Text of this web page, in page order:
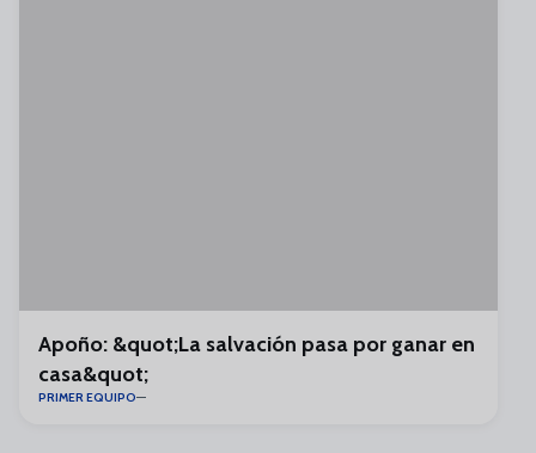
Apoño: &quot;La salvación pasa por ganar en
casa&quot;
PRIMER EQUIPO